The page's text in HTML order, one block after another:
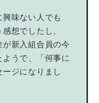
興味ない人でも
想でしたし、
新入組合員の今
うで、「何事に
ジになりまし